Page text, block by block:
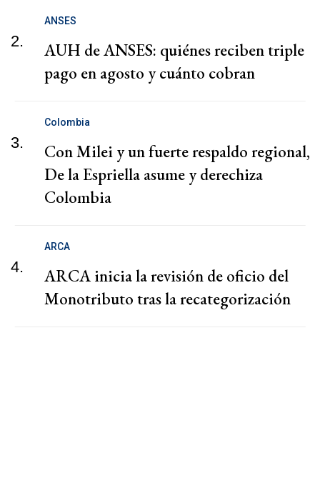
2.
ANSES
AUH de ANSES: quiénes reciben triple
pago en agosto y cuánto cobran
3.
Colombia
Con Milei y un fuerte respaldo regional,
De la Espriella asume y derechiza
Colombia
4.
ARCA
ARCA inicia la revisión de oficio del
Monotributo tras la recategorización